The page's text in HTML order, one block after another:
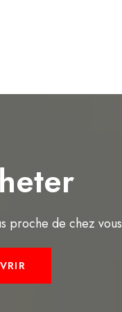
proche de chez vous